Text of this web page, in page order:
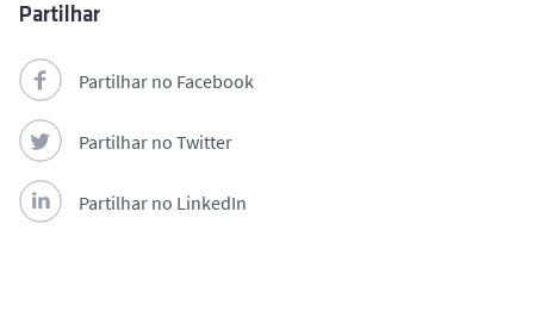
Partilhar
Partilhar no Facebook
Partilhar no Twitter
Partilhar no LinkedIn